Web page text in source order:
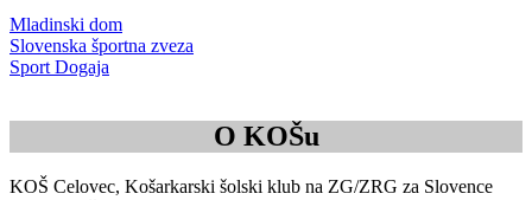
Mladinski dom
Slovenska športna zveza
Sport Dogaja
O KOŠu
KOŠ Celovec, Košarkarski šolski klub na ZG/ZRG za Slovence